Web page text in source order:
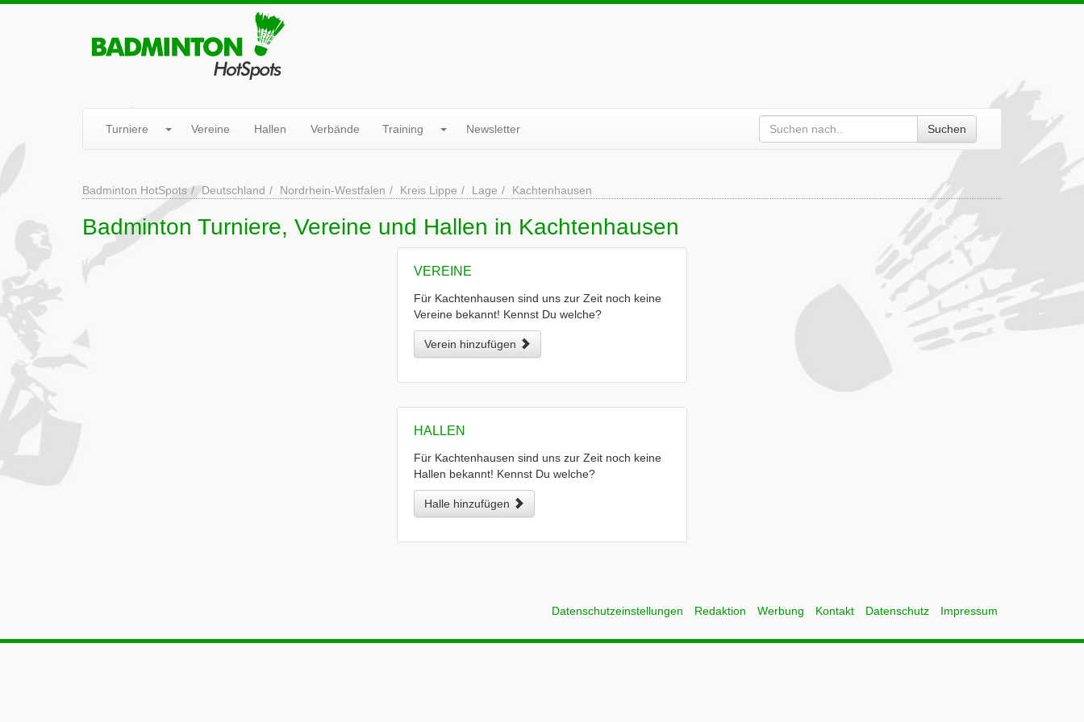
Turniere Vereine Hallen Verbände Training Newsletter Suchen
Badminton HotSpots Deutschland Nordrhein-Westfalen Kreis Lippe Lage Kachtenhausen
Badminton Turniere, Vereine und Hallen in Kachtenhausen
VEREINE
Für Kachtenhausen sind uns zur Zeit noch keine
Vereine bekannt! Kennst Du welche?
Verein hinzufügen
HALLEN
Für Kachtenhausen sind uns zur Zeit noch keine
Hallen bekannt! Kennst Du welche?
Halle hinzufügen
Datenschutzeinstellungen Redaktion Werbung Kontakt Datenschutz Impressum